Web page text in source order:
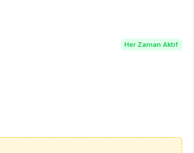
Her Zaman Aktif